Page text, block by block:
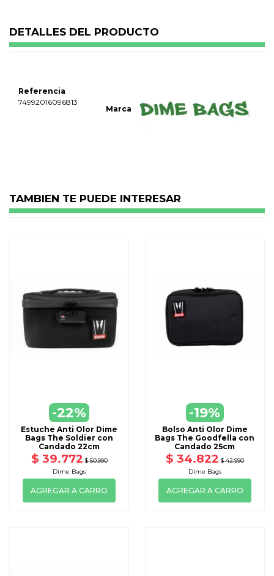
DETALLES DEL PRODUCTO
Marca
Referencia
74992016096813
TAMBIEN TE PUEDE INTERESAR
-22%
Estuche Anti Olor Dime
Bags The Soldier con
Candado 22cm
$ 39.772 $ 50.990
Dime Bags
AGREGAR A CARRO
-19%
Bolso Anti Olor Dime
Bags The Goodfella con
Candado 25cm
$ 34.822 $ 42.990
Dime Bags
AGREGAR A CARRO